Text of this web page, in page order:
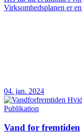
Virksomhedsplanen er
04. jan. 2024
Publikation
Vand for fremtiden